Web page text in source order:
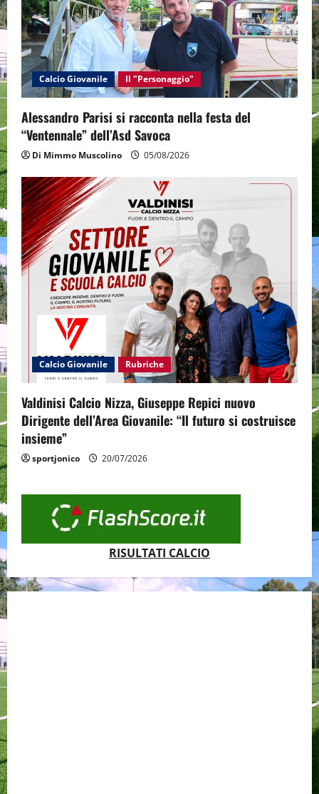
Calcio Giovanile Il "Personaggio"
Alessandro Parisi si racconta nella festa del
“Ventennale” dell’Asd Savoca
Di Mimmo Muscolino 05/08/2026
Calcio Giovanile Rubriche
Valdinisi Calcio Nizza, Giuseppe Repici nuovo
Dirigente dell’Area Giovanile: “Il futuro si costruisce
insieme”
sportjonico 20/07/2026
RISULTATI CALCIO